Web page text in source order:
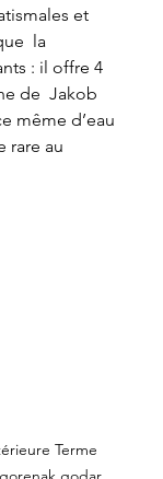
et
la
: il offre 4
de  Jakob
même d’eau
rare au
Terme